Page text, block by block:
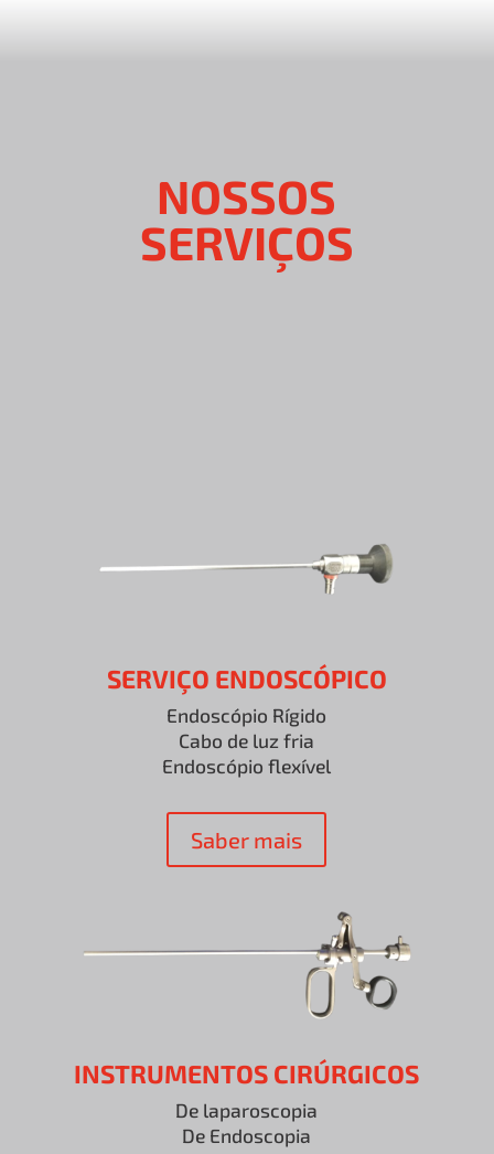
NOSSOS
SERVIÇOS
SERVIÇO ENDOSCÓPICO
Endoscópio Rígido
Cabo de luz fria
Endoscópio flexível
Saber mais
INSTRUMENTOS CIRÚRGICOS
De laparoscopia
De Endoscopia